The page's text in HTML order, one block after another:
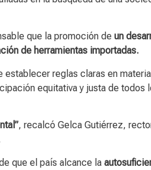
que la promoción de un
de herramientas importadas.
reglas claras en
equitativa y justa de todos
, recalcó Gelca Gutiérrez,
que el país alcance la